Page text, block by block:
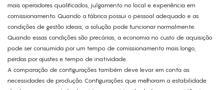
mais operadores qualificados, julgamento no local e experiência em
comissionamento. Quando a fábrica possui o pessoal adequado e as
condições de gestão ideais, a solução pode funcionar normalmente.
Quando essas condições são precárias, a economia no custo de aquisição
pode ser consumida por um tempo de comissionamento mais longo,
perdas por ajustes e tempo de inatividade.
A comparação de configurações também deve levar em conta as
necessidades de produção. Configurações que melhoram a estabilidade